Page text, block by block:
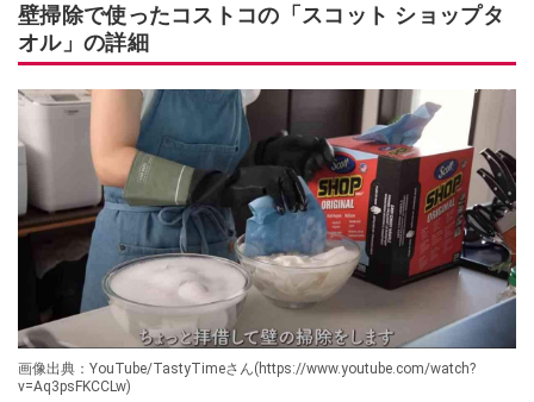
壁掃除で使ったコストコの「スコット ショップタ
オル」の詳細
画像出典：YouTube/TastyTimeさん(https://www.youtube.com/watch?
v=Aq3psFKCCLw)